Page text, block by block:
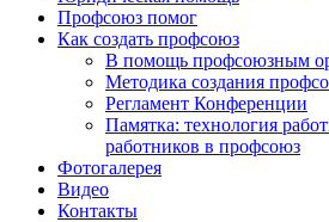
Профсоюз помог
Как создать профсоюз
В помощь профсоюзным
Методика создания
Регламент Конференции
Памятка: технология
работников в профсоюз
Фотогалерея
Видео
Контакты